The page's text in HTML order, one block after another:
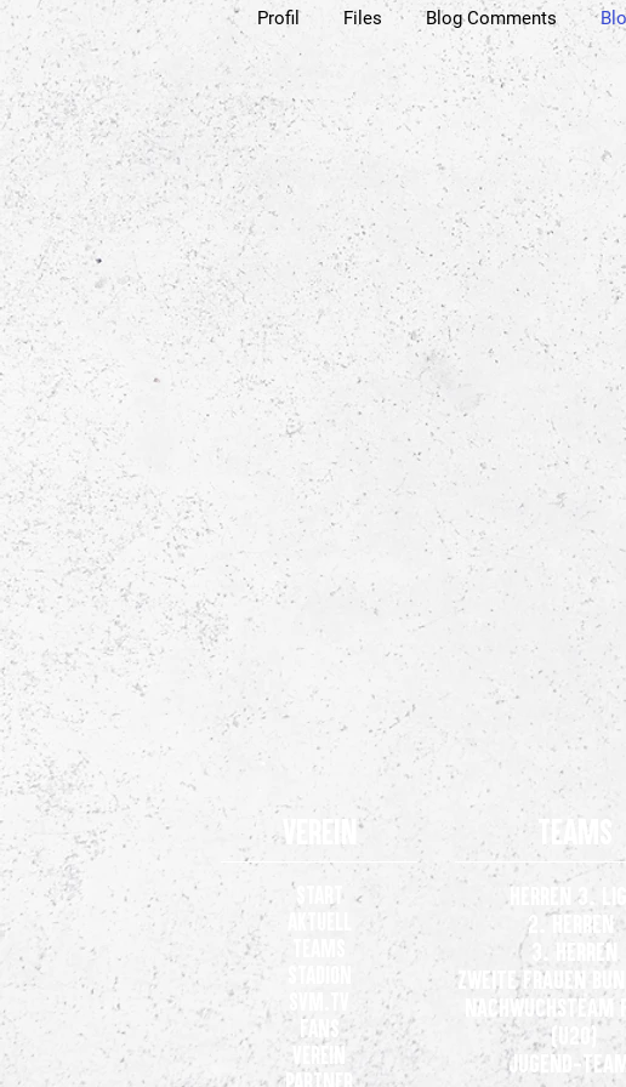
Profil Files Blog Comments
Verein
Aktuell
Fans
Verein
Partner
Teams
Herren 3. Liga
2. Herren
3. Herren
Zweite Frauen
Nachwuchsteam
(U20)
Jugend-Teams